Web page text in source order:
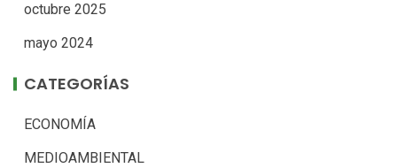
octubre 2025
mayo 2024
CATEGORÍAS
ECONOMÍA
MEDIOAMBIENTAL